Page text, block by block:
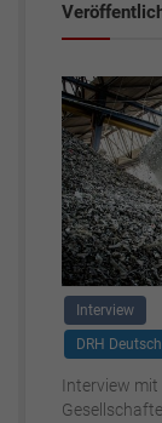
Interview
DRH
Interview